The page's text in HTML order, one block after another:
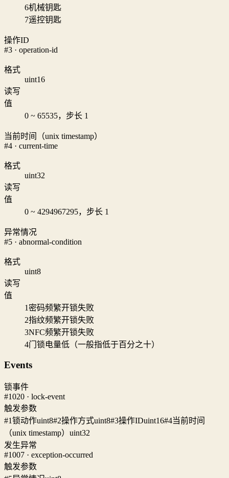
6机械钥匙
7遥控钥匙
操作ID
#3 · operation-id
格式
uint16
读写
值
0 ~ 65535，步长 1
当前时间（unix timestamp）
#4 · current-time
格式
uint32
读写
值
0 ~ 4294967295，步长 1
异常情况
#5 · abnormal-condition
格式
uint8
读写
值
1 密码频繁开锁失败
2指纹频繁开锁失败
3NFC频繁开锁失败
4门锁电量低（一般指低于百分之十）
Events
锁事件
#1020 · lock-event
触发参数
#1锁动作uint8#2操作方式uint8#3操作IDuint16#4当前时间
（unix timestamp） uint32
发生异常
#1007 · exception-occurred
触发参数